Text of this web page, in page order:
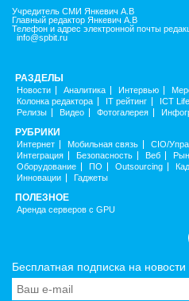
Учредитель СМИ Янкевич А.В
Главный редактор Янкевич А.В
Телефон и адрес электронной почты
info@spbit.ru
РАЗДЕЛЫ
Новости Аналитика Интервью
Колонка редактора
IT рейтинг ICT Life
Релизы
Видео Фотогалерея
РУБРИКИ
Интернет Мобильная связь CIO/
Интеграция
Безопасность Веб
Оборудование
ПО Outsourcing
Инновации
Гаджеты
ПОЛЕЗНОЕ
Аренда серверов с GPU
Бесплатная подписка на